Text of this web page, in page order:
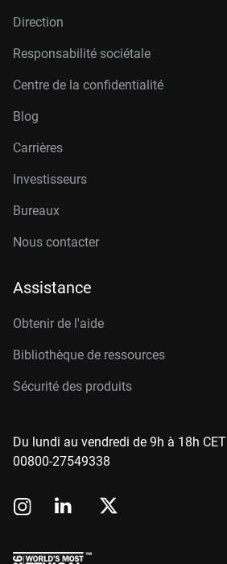
Direction
Responsabilité sociétale
Centre de la confidentialité
Blog
Carrières
Investisseurs
Bureaux
Nous contacter
Assistance
Obtenir de l'aide
Bibliothèque de ressources
Sécurité des produits
Du lundi au vendredi de 9h à 18h CET
00800-27549338